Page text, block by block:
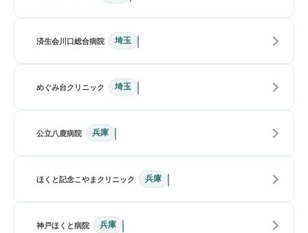
済生会川口総合病院 埼玉
めぐみ台クリニック 埼玉
公立八鹿病院 兵庫
ほくと記念こやまクリニック 兵庫
神戸ほくと病院 兵庫